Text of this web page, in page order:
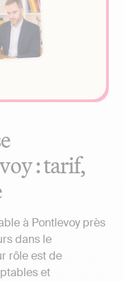
: tarif,
à Pontlevoy près
dans le
rôle est de
et